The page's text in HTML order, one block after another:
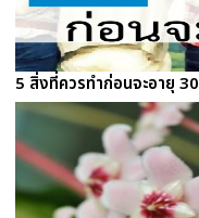
5 สิ่งที่ควรทำก่อนจะอายุ 30